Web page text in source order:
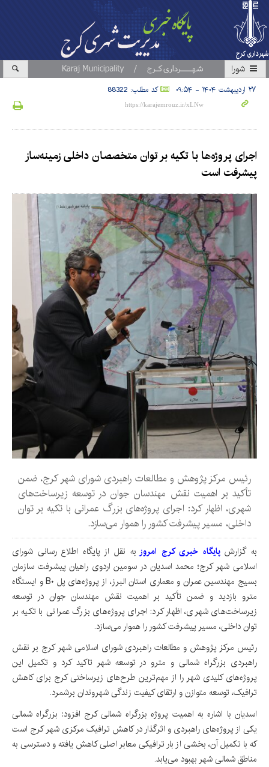
شورا
۲۷ اردیبهشت ۱۴۰۴ - ۰۹:۵۴ کد مطلب: 88322
اجرای پروژه‌ها با تکیه بر توان متخصصان داخلی زمینه‌ساز
پیشرفت است
رئیس مرکز پژوهش و مطالعات راهبردی شورای شهر کرج، ضمن
تأکید بر اهمیت نقش مهندسان جوان در توسعه زیرساخت‌های
شهری، اظهار کرد: اجرای پروژه‌های بزرگ عمرانی با تکیه بر توان
داخلی، مسیر پیشرفت کشور را هموار می‌سازد.
به گزارشپایگاه خبری کرج امروز به نقل از پایگاه اطلاع رسانی شورای
اسلامی شهر کرج؛ محمد اسدیان در سومین اردوی راهیان پیشرفت سازمان
بسیج مهندسین عمران و معماری استان البرز، از پروژه‌های پل B۰ و ایستگاه
مترو بازدید و ضمن تأکید بر اهمیت نقش مهندسان جوان در توسعه
زیرساخت‌های شهری، اظهار کرد: اجرای پروژه‌های بزرگ عمرانی با تکیه بر
توان داخلی، مسیر پیشرفت کشور را هموار می‌سازد.
رئیس مرکز پژوهش و مطالعات راهبردی شورای اسلامی شهر کرج بر نقش
راهبردی بزرگراه شمالی و مترو در توسعه شهر تاکید کرد و تکمیل این
پروژه‌های کلیدی شهر را از مهم‌ترین طرح‌های زیرساختی کرج برای کاهش
ترافیک، توسعه متوازن و ارتقای کیفیت زندگی شهروندان برشمرد.
اسدیان با اشاره به اهمیت پروژه بزرگراه شمالی کرج افزود: بزرگراه شمالی
یکی از پروژه‌های راهبردی و اثرگذار در کاهش ترافیک مرکزی شهر کرج است
که با تکمیل آن، بخشی از بار ترافیکی معابر اصلی کاهش یافته و دسترسی به
مناطق شمالی شهر بهبود می‌یابد.